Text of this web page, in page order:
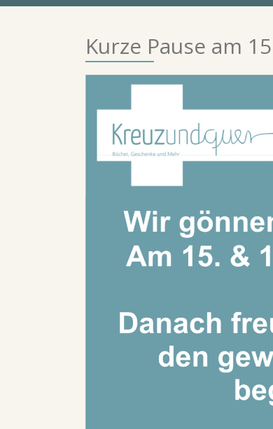
Kurze Pause am